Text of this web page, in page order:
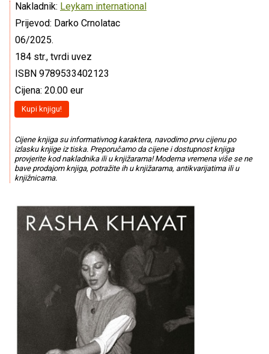
Nakladnik: Leykam international
Prijevod: Darko Crnolatac
06/2025.
184 str., tvrdi uvez
ISBN 9789533402123
Cijena: 20.00 eur
Kupi knjigu!
Cijene knjiga su informativnog karaktera, navodimo prvu cijenu po
izlasku knjige iz tiska. Preporučamo da cijene i dostupnost knjiga
provjerite kod nakladnika ili u knjižarama! Moderna vremena više se ne
bave prodajom knjiga, potražite ih u knjižarama, antikvarijatima ili u
knjižnicama.